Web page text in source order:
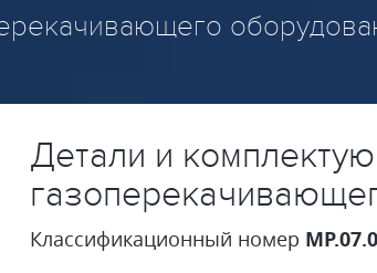
Детали и
Классификационный номер